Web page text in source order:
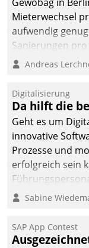
Mieterwechsel
aufwendig
Sanierungen
Betreuungs-
kommunale
gemeinsam mit
Teilprozess der
Andreas
Digitalisierung
Da hilft die
Geht es um
innovative
Prozesse und
erfolgreich sein
verändern und
Sabine
SAP App Contest